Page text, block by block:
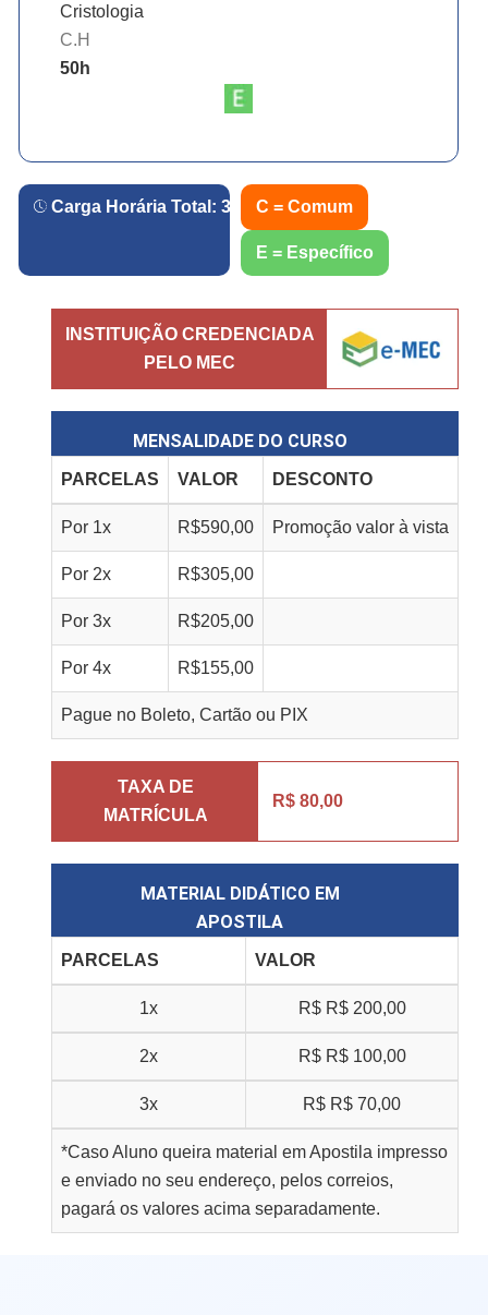
Cristologia
C.H
50h
Carga Horária Total: 360 h.
C = Comum
E = Específico
INSTITUIÇÃO CREDENCIADA
PELO MEC
MENSALIDADE DO CURSO
PARCELAS VALOR DESCONTO
Por 1x R$590,00 Promoção valor à vista
Por 2x R$305,00
Por 3x R$205,00
Por 4x R$155,00
Pague no Boleto, Cartão ou PIX
TAXA DE
MATRÍCULA
R$ 80,00
MATERIAL DIDÁTICO EM
APOSTILA
PARCELAS VALOR
1x R$ R$ 200,00
2x R$ R$ 100,00
3x R$ R$ 70,00
*Caso Aluno queira material em Apostila impresso
e enviado no seu endereço, pelos correios,
pagará os valores acima separadamente.